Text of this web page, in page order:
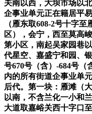
关南以西，大坝市场以
企事业单元正在籍居平
（雁东取608-2号十字
区），会宁，西至莫高
第小区，南起吴家园巷
代星空、嘉盛宁和园、
号670号（含）-684号
内的所有街道企事业单
后代。第一块：雁滩（
以南，不含兰化一小和
大道取嘉峪关西十字口